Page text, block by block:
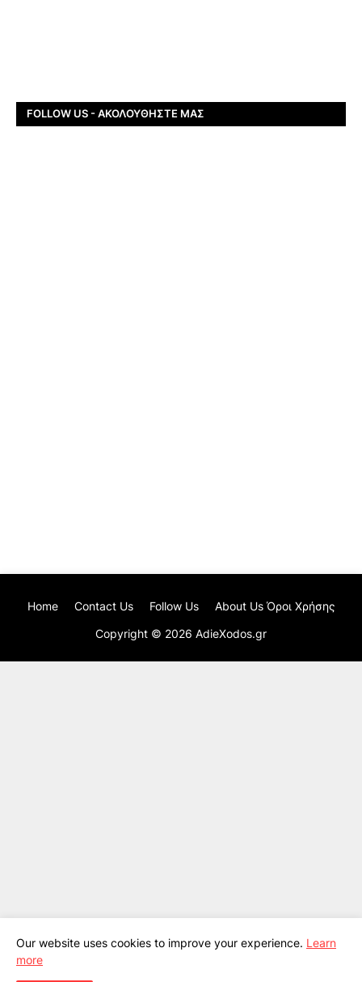
FOLLOW US - ΑΚΟΛΟΥΘΉΣΤΕ ΜΑΣ
Copyright © 2026 AdieXodos.gr
Home Contact Us Follow Us About Us Όροι Χρήσης
Our website uses cookies to improve your experience. Learn
more